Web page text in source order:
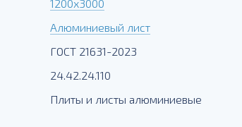
1200х3000
Алюминиевый лист
ГОСТ 21631-2023
24.42.24.110
Плиты и листы алюминиевые